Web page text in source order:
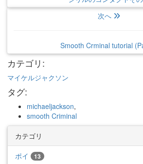
次へ
Smooth Crminal tutorial
カテゴリ:
マイケルジャクソン
タグ:
michaeljackson,
smooth Criminal
カテゴリ
ポイ 13